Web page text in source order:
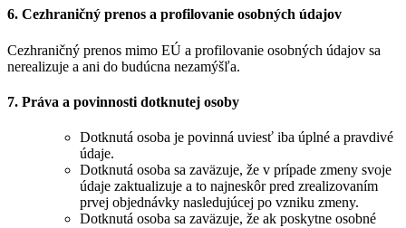
6. Cezhraničný prenos a profilovanie osobných údajov
Cezhraničný prenos mimo EÚ a profilovanie osobných údajov sa
nerealizuje a ani do budúcna nezamýšľa.
7. Práva a povinnosti dotknutej osoby
Dotknutá osoba je povinná uviesť iba úplné a pravdivé
údaje.
Dotknutá osoba sa zaväzuje, že v prípade zmeny svoje
údaje zaktualizuje a to najneskôr pred zrealizovaním
prvej objednávky nasledujúcej po vzniku zmeny.
Dotknutá osoba sa zaväzuje, že ak poskytne osobné